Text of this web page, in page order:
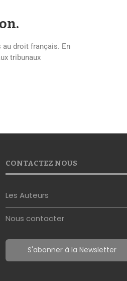
droit français. En
tribunaux
CONTACTEZ NOUS
Les Auteurs
Nous contacter
S'abonner à la Newsletter